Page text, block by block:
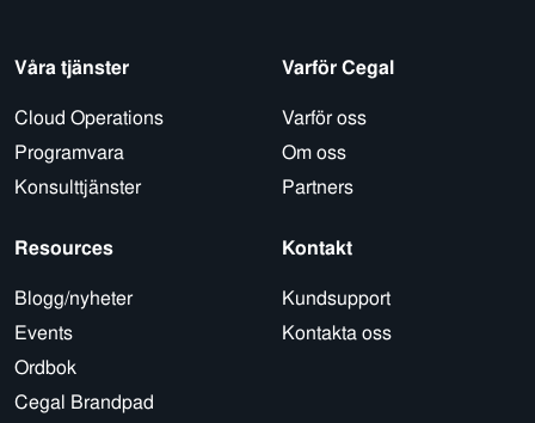
Våra tjänster
Cloud Operations
Programvara
Konsulttjänster
Varför Cegal
Varför oss
Om oss
Partners
Resources
Blogg/nyheter
Events
Ordbok
Cegal Brandpad
Kontakt
Kundsupport
Kontakta oss